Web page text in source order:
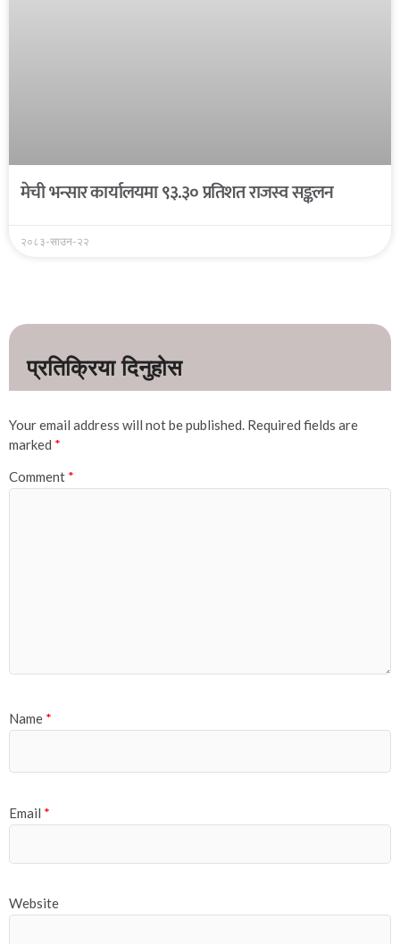
मेची भन्सार कार्यालयमा ९३.३० प्रतिशत राजस्व सङ्कलन
२०८३-साउन-२२
Your email address will not be published. Required fields are
marked *
Comment *
Name *
Email *
Website